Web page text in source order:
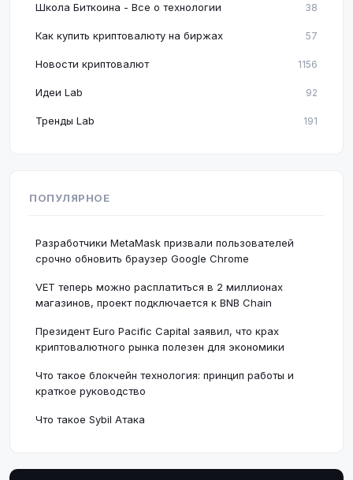
Школа Биткоина - Все о технологии 38
Как купить криптовалюту на биржах 57
Новости криптовалют 1156
Идеи Lab 92
Тренды Lab 191
ПОПУЛЯРНОЕ
Разработчики MetaMask призвали пользователей
срочно обновить браузер Google Chrome
VET теперь можно расплатиться в 2 миллионах
магазинов, проект подключается к BNB Chain
Президент Euro Pacific Capital заявил, что крах
криптовалютного рынка полезен для экономики
Что такое блокчейн технология: принцип работы и
краткое руководство
Что такое Sybil Атака